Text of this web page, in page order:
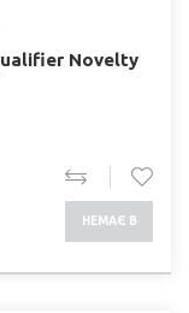
Novelty
НЕМАЄ В